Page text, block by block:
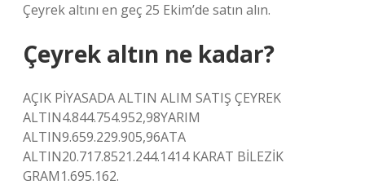
Çeyrek altını en geç 25 Ekim’de satın alın.
Çeyrek altın ne kadar?
AÇIK PİYASADA ALTIN ​​ALIM SATIŞ ÇEYREK
ALTIN4.844.754.952,98YARIM
ALTIN9.659.229.905,96ATA
ALTIN20.717.8521.244.1414 KARAT BİLEZİK
GRAM1.695.162.